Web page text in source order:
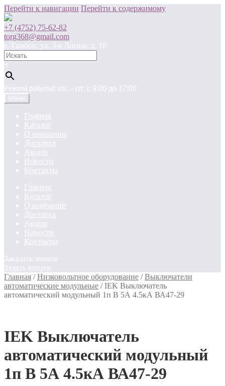
Перейти к навигации Перейти к содержимому
+7 (4752) 75-62-82
torg368@gmail.com
г. Тамбов, ул. 3-я Линия, д. 18
×
Режим работы: пн. - пт. c 9:00 до 17:00
Меню
Главная
Каталог
О компании
Доставка
Акции
Новости
Контакты
Главная
Каталог
О компании
Доставка
Акции
Новости
Контакты
Заказать звонок
Задать вопрос
Главная /Низковольтное оборудование /Выключатели
автоматические модульные /IEK Выключатель
автоматический модульный 1п B 5А 4.5кА ВА47-29
IEK Выключатель
автоматический модульный
1п B 5А 4.5кА ВА47-29